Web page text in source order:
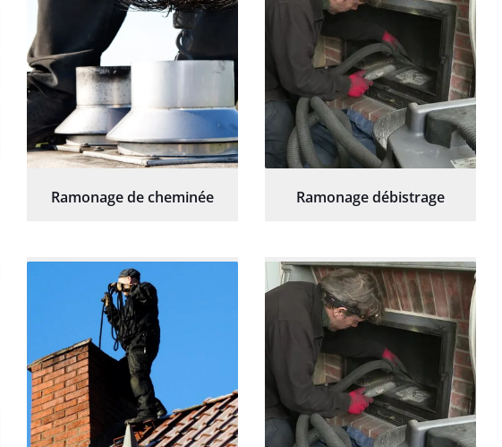
Ramonage de cheminée Ramonage débistrage
du tirage. Très satisfait.
plus aucune odeur. Travail
propre et rapide.